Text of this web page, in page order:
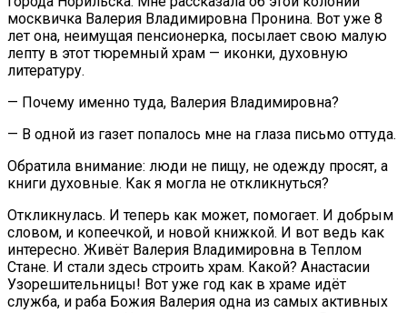
москвичка Валерия Владимировна Пронина. Вот уже 8
лет она, неимущая пенсионерка, посылает свою малую
лепту в этот тюремный храм — иконки, духовную
литературу.
— Почему именно туда, Валерия Владимировна?
— В одной из газет попалось мне на глаза письмо оттуда.
Обратила внимание: люди не пищу, не одежду просят, а
книги духовные. Как я могла не откликнуться?
Откликнулась. И теперь как может, помогает. И добрым
словом, и копеечкой, и новой книжкой. И вот ведь как
интересно. Живёт Валерия Владимировна в Теплом
Стане. И стали здесь строить храм. Какой? Анастасии
Узорешительницы! Вот уже год как в храме идёт
служба, и раба Божия Валерия одна из самых активных